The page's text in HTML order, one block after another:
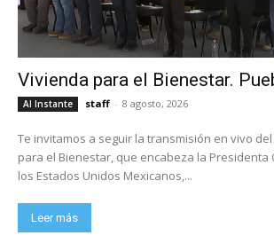
Vivienda para el Bienestar.
Al Instante staff - 8 agosto, 2026
Te invitamos a seguir la transmisión en vivo
para el Bienestar, que encabeza la Presidenta
los Estados Unidos Mexicanos,...
Leer más